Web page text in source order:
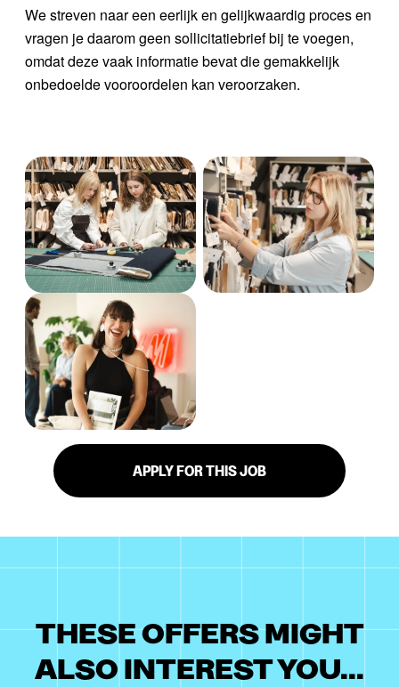
We streven naar een eerlijk en gelijkwaardig proces en
vragen je daarom geen sollicitatiebrief bij te voegen,
omdat deze vaak informatie bevat die gemakkelijk
onbedoelde vooroordelen kan veroorzaken.
APPLY FOR THIS JOB
THESE OFFERS MIGHT
ALSO INTEREST YOU...